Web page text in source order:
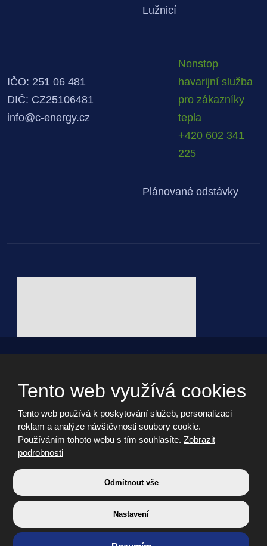
Lužnicí
IČO: 251 06 481
DIČ: CZ25106481
info@c-energy.cz
Nonstop
havarijní služba
pro zákazníky
tepla
+420 602 341
225
Plánované odstávky
Informační memorandum
Cookies
Nastavení cookies
Bezpečnost a ochrana osobních údajů
VYROBILA
Tento web využívá cookies
Tento web používá k poskytování služeb, personalizaci
reklam a analýze návštěvnosti soubory cookie.
Používáním tohoto webu s tím souhlasíte. Zobrazit
podrobnosti
Odmítnout vše
Nastavení